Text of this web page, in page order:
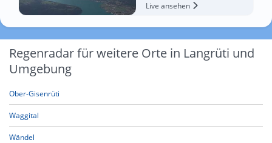
Live ansehen
Regenradar für weitere Orte in Langrüti und
Umgebung
Ober-Gisenrüti
Waggital
Wändel